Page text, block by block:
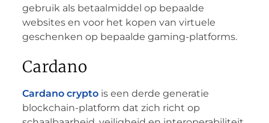
gebruik als betaalmiddel op bepaalde
websites en voor het kopen van virtuele
geschenken op bepaalde gaming-platforms.
Cardano
Cardano cryptois een derde generatie
blockchain-platform dat zich richt op